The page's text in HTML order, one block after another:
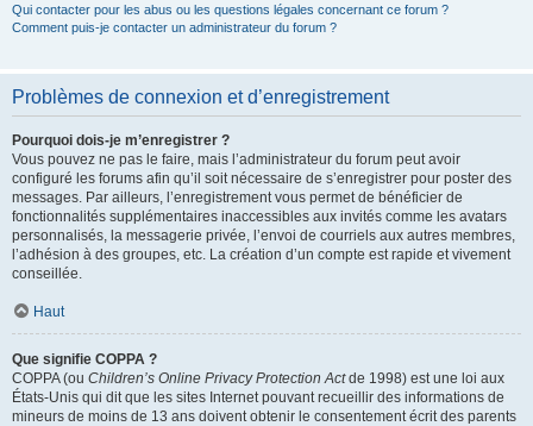
Qui contacter pour les abus ou les questions légales concernant ce forum ?
Comment puis-je contacter un administrateur du forum ?
Problèmes de connexion et d’enregistrement
Pourquoi dois-je m’enregistrer ?
Vous pouvez ne pas le faire, mais l’administrateur du forum peut avoir
configuré les forums afin qu’il soit nécessaire de s’enregistrer pour poster des
messages. Par ailleurs, l’enregistrement vous permet de bénéficier de
fonctionnalités supplémentaires inaccessibles aux invités comme les avatars
personnalisés, la messagerie privée, l’envoi de courriels aux autres membres,
l’adhésion à des groupes, etc. La création d’un compte est rapide et vivement
conseillée.
Haut
Que signifie COPPA ?
COPPA (ou Children’s Online Privacy Protection Actde 1998) est une loi aux
États-Unis qui dit que les sites Internet pouvant recueillir des informations de
mineurs de moins de 13 ans doivent obtenir le consentement écrit des parents